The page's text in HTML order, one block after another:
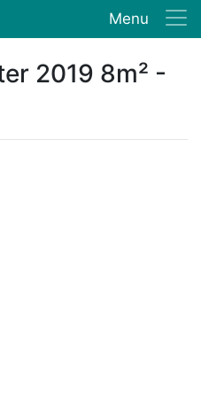
Menu
2019 8m² -